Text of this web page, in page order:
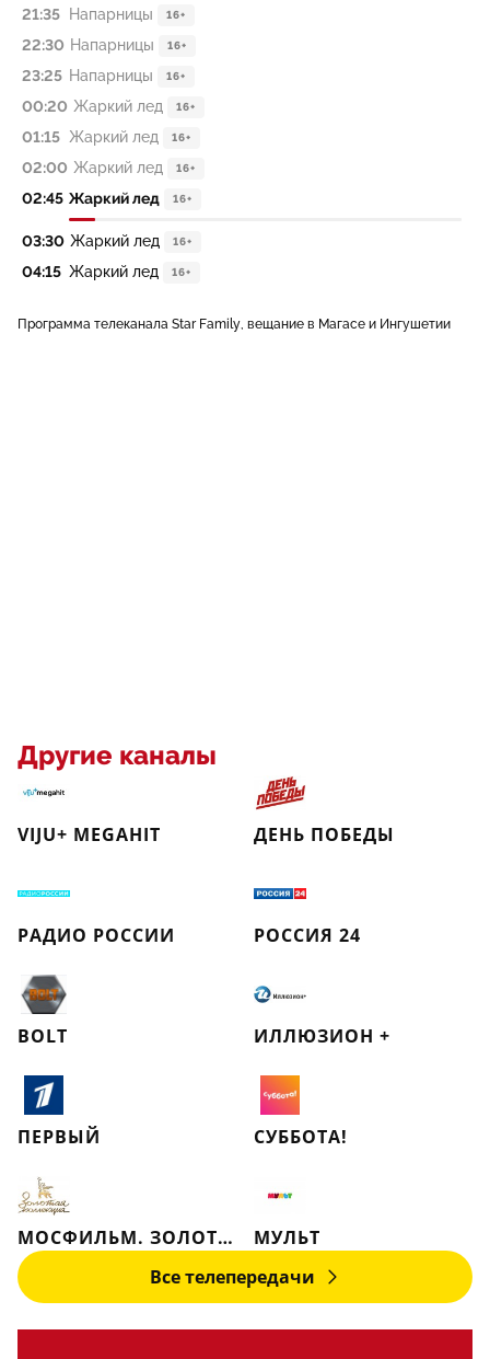
21:35 Напарницы 16+
22:30 Напарницы 16+
23:25 Напарницы 16+
00:20 Жаркий лед 16+
01:15 Жаркий лед 16+
02:00 Жаркий лед 16+
02:45 Жаркий лед 16+
03:30 Жаркий лед 16+
04:15 Жаркий лед 16+
Программа телеканала Star Family, вещание в Магасе и Ингушетии
Другие каналы
VIJU+ MEGAHIT ДЕНЬ ПОБЕДЫ
РАДИО РОССИИ РОССИЯ 24
BOLT ИЛЛЮЗИОН +
ПЕРВЫЙ СУББОТА!
МОСФИЛЬМ. ЗОЛОТАЯ КОЛЛЕКЦИЯ
МУЛЬТ
Все телепередачи